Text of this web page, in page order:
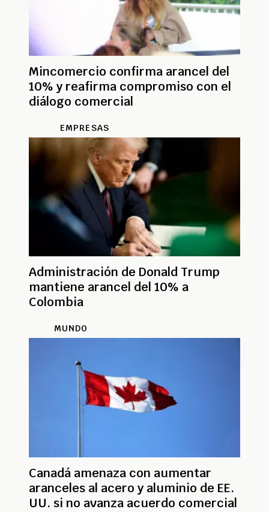
Mincomercio confirma arancel del
10% y reafirma compromiso con el
diálogo comercial
EMPRESAS
Administración de Donald Trump
mantiene arancel del 10% a
Colombia
MUNDO
Canadá amenaza con aumentar
aranceles al acero y aluminio de EE.
UU. si no avanza acuerdo comercial